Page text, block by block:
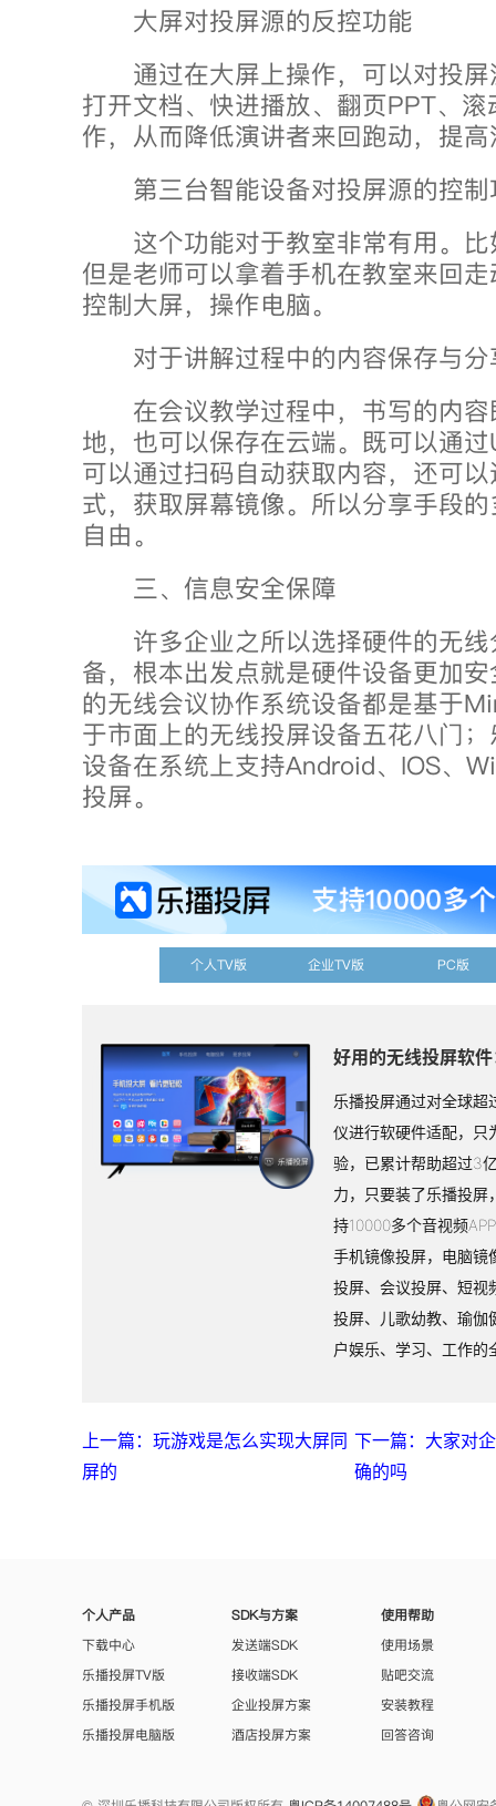
大屏对投屏源的反控功能
通过在大屏上操作，可以对投屏
打开文档、快进播放、翻页PPT、
作，从而降低演讲者来回跑动，提
第三台智能设备对投屏源的控制
这个功能对于教室非常有用。比
但是老师可以拿着手机在教室来回
控制大屏，操作电脑。
对于讲解过程中的内容保存与分
在会议教学过程中，书写的内容
地，也可以保存在云端。既可以通
可以通过扫码自动获取内容，还可
式，获取屏幕镜像。所以分享手段
自由。
三、信息安全保障
许多企业之所以选择硬件的无线
备，根本出发点就是硬件设备更加
的无线会议协作系统设备都是基于
于市面上的无线投屏设备五花八门
设备在系统上支持Android、IOS、
投屏。
个人TV版 企业TV版 PC版
好用的无线投屏软
乐播投屏通过对全球超
仪进行软硬件适配，只
验，已累计帮助超过3
力，只要装了乐播投屏
持10000多个音视频
手机镜像投屏，电脑镜
投屏、会议投屏、短视
投屏、儿歌幼教、瑜伽
户娱乐、学习、工作的
上一篇：玩游戏是怎么实现大屏同
屏的
下一篇：大家对
确的吗
个人产品
下载中心
乐播投屏TV版
乐播投屏手机版
乐播投屏电脑版
SDK与方案
发送端SDK
接收端SDK
企业投屏方案
酒店投屏方案
使用帮助
使用场景
贴吧交流
安装教程
回答咨询